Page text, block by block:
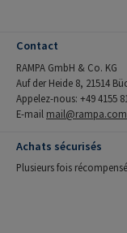
Contact
RAMPA GmbH & Co. KG
Auf der Heide 8, 21514
Appelez-nous: +49 4155
E-mail mail@rampa.com
Achats sécurisés
Plusieurs fois